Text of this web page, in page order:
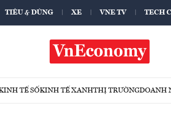
TIÊU & DÙNG XE VNE TV TECH
TẾ SỐKINH TẾ XANHTHỊ TRƯỜNGDOANH